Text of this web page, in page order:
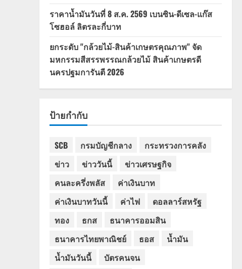
ราคาน้ำมันวันที่ 8 ส.ค. 2569 เบนซิน-ดีเซล-แก๊ส
โซฮอล์ ลิตรละกี่บาท
ยกระดับ "กล้วยไม้-สินค้าเกษตรคุณภาพ" จัด
มหกรรมสีสรรพรรณกล้วยไม้ สินค้าเกษตรดี
นครปฐมการันตี 2026
ป้ายกำกับ
SCB กรมบัญชีกลาง
กระทรวงการคลัง
ข่าว
ข่าววันนี้
ข่าวเศรษฐกิจ
คนละครึ่งพลัส
ค่าเงินบาท
ค่าเงินบาทวันนี้
ค่าไฟ
ดอลลาร์สหรัฐ
ทอง
ธกส
ธนาคารออมสิน
ธนาคารไทยพาณิชย์
ธอส
น้ำมัน
น้ำมันวันนี้
บัตรคนจน